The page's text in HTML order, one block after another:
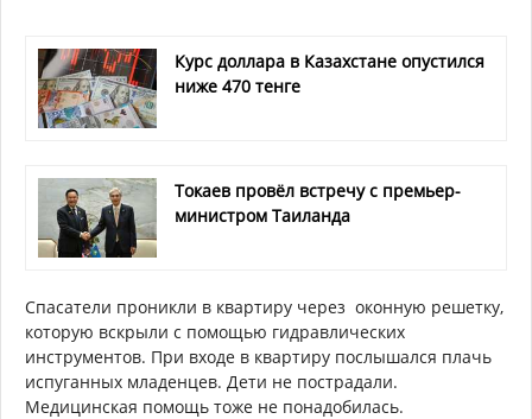
Курс доллара в Казахстане опустился
ниже 470 тенге
Токаев провёл встречу с премьер-
министром Таиланда
Спасатели проникли в квартиру через оконную решетку,
которую вскрыли с помощью гидравлических
инструментов. При входе в квартиру послышался плачь
испуганных младенцев. Дети не пострадали.
Медицинская помощь тоже не понадобилась.